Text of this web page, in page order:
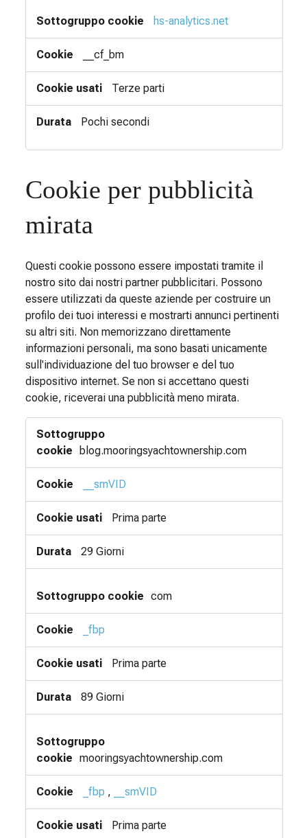
hs-analytics.net
__cf_bm
Terze parti
Pochi secondi
Cookie per pubblicità
mirata
Questi cookie possono essere impostati tramite il
nostro sito dai nostri partner pubblicitari. Possono
essere utilizzati da queste aziende per costruire un
profilo dei tuoi interessi e mostrarti annunci pertinenti
su altri siti. Non memorizzano direttamente
informazioni personali, ma sono basati unicamente
sull'individuazione del tuo browser e del tuo
dispositivo internet. Se non si accettano questi
cookie, riceverai una pubblicità meno mirata.
Cookie
per
pubblicità
blog.mooringsyachtownership.com
__smVID
Prima parte
29 Giorni
com
_fbp
Prima parte
89 Giorni
mooringsyachtownership.com
_fbp , __smVID
Prima parte